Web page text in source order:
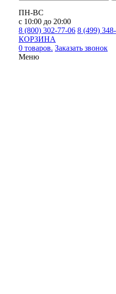
ПН-ВС
с 10:00 до 20:00
8 (800) 302-77-06 8 (499)
КОРЗИНА
0 товаров. Заказать звонок
Меню